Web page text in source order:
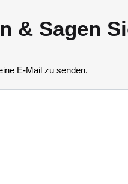
& Sagen
E-Mail zu senden.